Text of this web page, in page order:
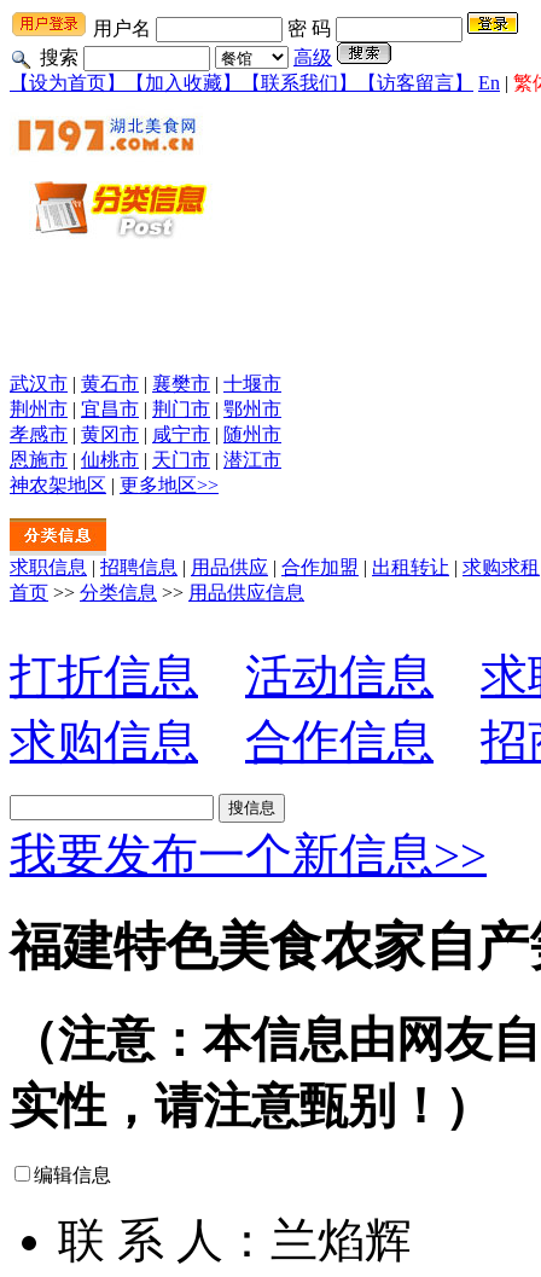
用户名
密 码
搜索
高级
【设为首页】
【加入收藏】 【联系我们】 【访客留言】 En | 繁
武汉市 | 黄石市 | 襄樊市 | 十堰市
荆州市 | 宜昌市 | 荆门市 | 鄂州市
孝感市 | 黄冈市 | 咸宁市 | 随州市
恩施市 | 仙桃市 | 天门市 | 潜江市
神农架地区 | 更多地区>>
求职信息 | 招聘信息 | 用品供应 | 合作加盟 | 出租转让 | 求购求租
首页 >> 分类信息 >> 用品供应信息
打折信息 活动信息
求
求购信息
合作信息 招
我要发布一个新信息>>
福建特色美食农家自
（注意：本信息由网友
实性，请注意甄别！）
编辑信息
联 系 人：兰焰辉